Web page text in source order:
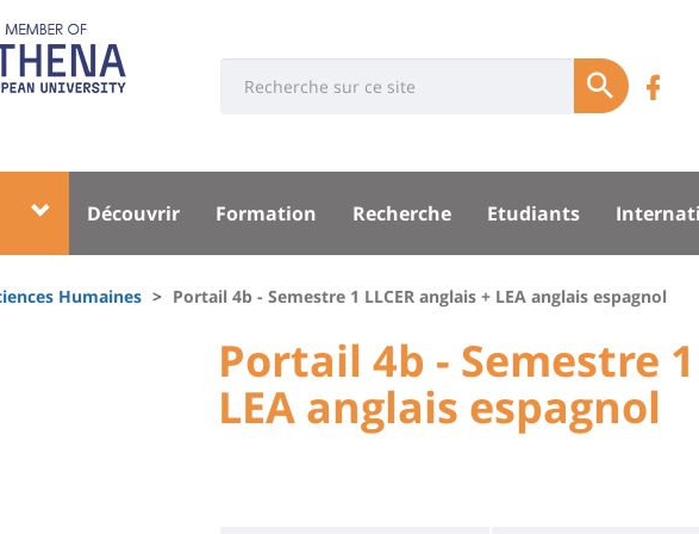
Université
Soumettre
Menu
principal
Découvrir Formation Recherche Etudiants
Humaines Portail 4b - Semestre 1 LLCER anglais + LEA anglais espagnol
University
:
Main
Titre
Portail 4b - Semestre 1
LEA anglais espagnol